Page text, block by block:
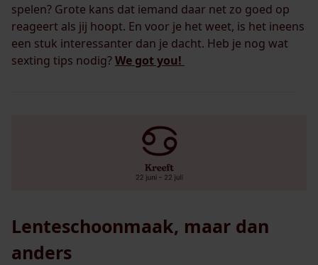
spelen? Grote kans dat iemand daar net zo goed op
reageert als jij hoopt. En voor je het weet, is het ineens
een stuk interessanter dan je dacht. Heb je nog wat
sexting tips nodig?We got you!
Lenteschoonmaak, maar dan
anders